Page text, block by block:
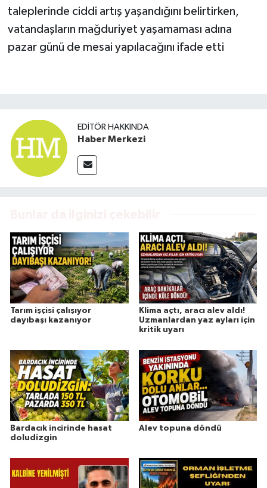
taleplerinde ciddi artış yaşandığını belirtirken,
vatandaşların mağduriyet yaşamaması adına
pazar günü de mesai yapılacağını ifade etti
EDITÖR HAKKINDA
Haber Merkezi
Tarım işçisi çalışıyor
dayıbaşı kazanıyor
Klima açtı, aracı alev aldı!
Uzmanlardan yaz ayları için
kritik uyarı
Bardacık incirinde hasat
doludizgin
Alev topuna döndü